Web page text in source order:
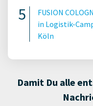
FUSION
in Logistik-
Köln
Damit Du alle